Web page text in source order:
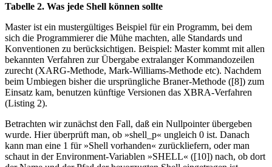
Tabelle 2. Was jede Shell können sollte
Master ist ein mustergültiges Beispiel für ein Programm, bei dem
sich die Programmierer die Mühe machten, alle Standards und
Konventionen zu berücksichtigen. Beispiel: Master kommt mit allen
bekannten Verfahren zur Übergabe extralanger Kommandozeilen
zurecht (XARG-Methode, Mark-Williams-Methode etc). Nachdem
beim Umbiegen bisher die ursprüngliche Braner-Methode ([8]) zum
Einsatz kam, benutzen künftige Versionen das XBRA-Verfahren
(Listing 2).
Betrachten wir zunächst den Fall, daß ein Nullpointer übergeben
wurde. Hier überprüft man, ob »shell_p« ungleich 0 ist. Danach
kann man eine 1 für »Shell vorhanden« zurückliefern, oder man
schaut in der Environment-Variablen »SHELL« ([10]) nach, ob dort